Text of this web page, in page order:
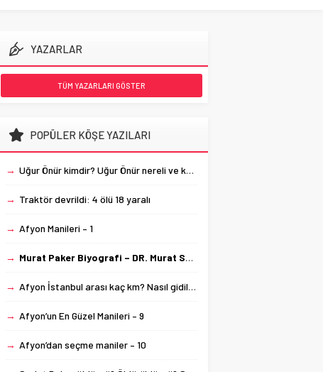
YAZARLAR
TÜM YAZARLARI GÖSTER
POPÜLER KÖŞE YAZILARI
→ Uğur Önür kimdir? Uğur Önür nereli ve kaç yaşında?
→ Traktör devrildi: 4 ölü 18 yaralı
→ Afyon Manileri – 1
→ Murat Paker Biyografi – DR. Murat Salih Paker
→ Afyon İstanbul arası kaç km? Nasıl gidilir? Kaç saate gidilir? Otobüs bilet fiyatları…
→ Afyon’un En Güzel Manileri – 9
→ Afyon’dan seçme maniler – 10